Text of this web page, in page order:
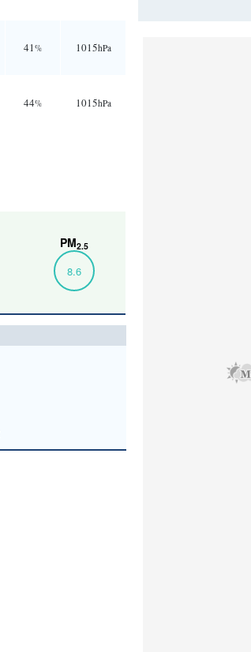
41% 1015hPa
44% 1015hPa
PM2.5
8.6